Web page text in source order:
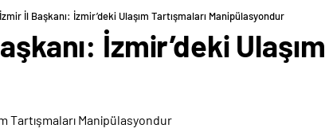
İl Başkanı: İzmir’deki Ulaşım Tartışmaları Manipülasyondur
İzmir’deki